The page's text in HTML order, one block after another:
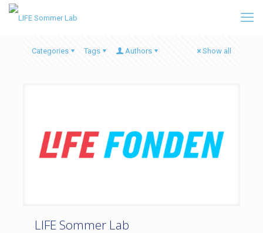
Categories Tags Authors Show all
LIFE Sommer Lab